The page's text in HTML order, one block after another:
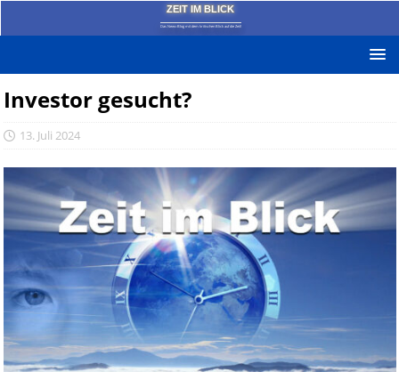
ZEIT IM BLICK
Das News-Blog mit dem kritischen Blick auf die Zeit!
Investor gesucht?
13. Juli 2024